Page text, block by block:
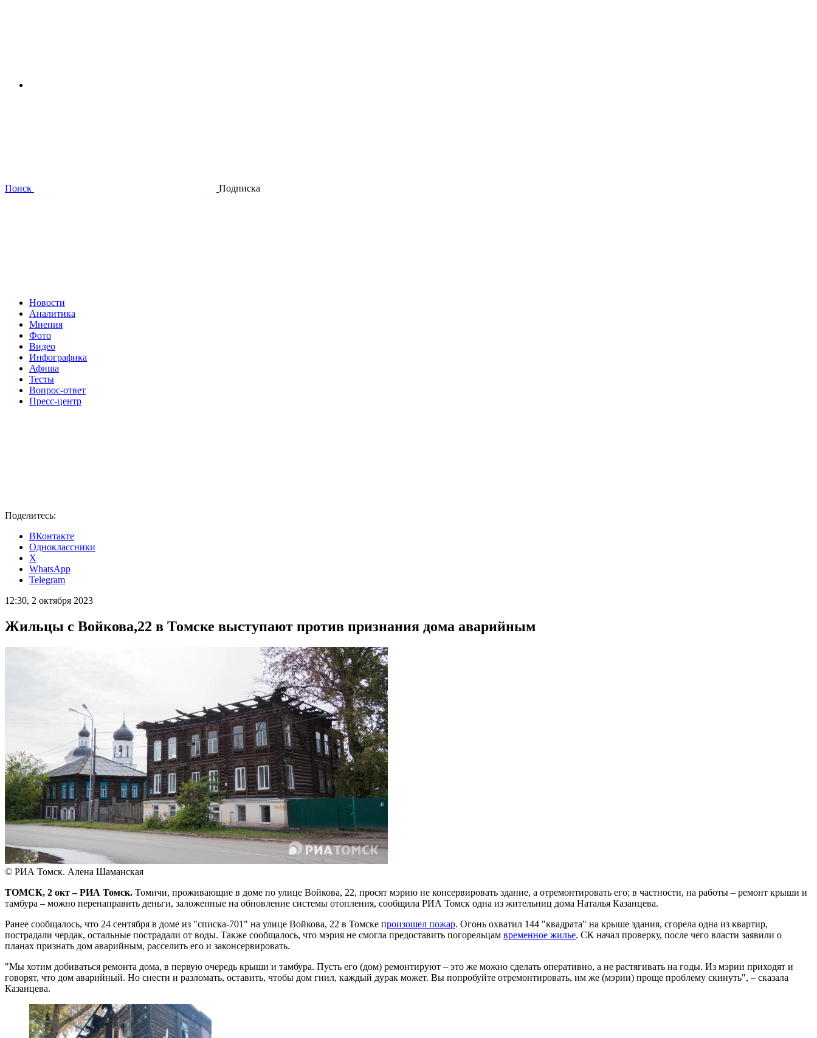
Поиск Подписка
Новости
Аналитика
Мнения
Фото
Видео
Инфографика
Афиша
Тесты
Вопрос-ответ
Пресс-центр
Поделитесь:
ВКонтакте
Одноклассники
X
WhatsApp
Telegram
12:30, 2 октября 2023
Жильцы с Войкова,22 в Томске выступают против признания дома аварийным
© РИА Томск. Алена Шаманская
ТОМСК, 2 окт – РИА Томск. Томичи, проживающие в доме по улице Войкова, 22, просят мэрию не консервировать здание, а отремонтировать его; в частности, на работы – ремонт крыши и
тамбура – можно перенаправить деньги, заложенные на обновление системы отопления, сообщила РИА Томск одна из жительниц дома Наталья Казанцева.
Ранее сообщалось, что 24 сентября в доме из "списка-701" на улице Войкова, 22 в Томске произошел пожар. Огонь охватил 144 "квадрата" на крыше здания, сгорела одна из квартир,
пострадали чердак, остальные пострадали от воды. Также сообщалось, что мэрия не смогла предоставить погорельцам временное жилье. СК начал проверку, после чего власти заявили о
планах признать дом аварийным, расселить его и законсервировать.
"Мы хотим добиваться ремонта дома, в первую очередь крыши и тамбура. Пусть его (дом) ремонтируют – это же можно сделать оперативно, а не растягивать на годы. Из мэрии приходят и
говорят, что дом аварийный. Но снести и разломать, оставить, чтобы дом гнил, каждый дурак может. Вы попробуйте отремонтировать, им же (мэрии) проще проблему скинуть", – сказала
Казанцева.